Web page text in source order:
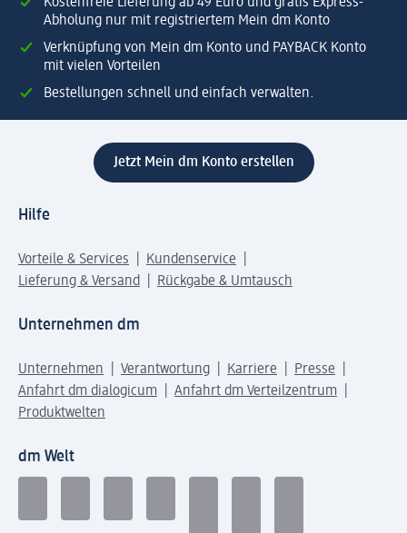
Abholung nur mit registriertem Mein dm Konto
Verknüpfung von Mein dm Konto und PAYBACK Konto
mit vielen Vorteilen
Bestellungen schnell und einfach verwalten.
Jetzt Mein dm Konto erstellen
Hilfe
Vorteile & Services
Kundenservice
Lieferung & Versand
Rückgabe & Umtausch
Unternehmen dm
Unternehmen Verantwortung Karriere
Presse
Anfahrt dm dialogicum
Anfahrt dm Verteilzentrum
Produktwelten
dm Welt